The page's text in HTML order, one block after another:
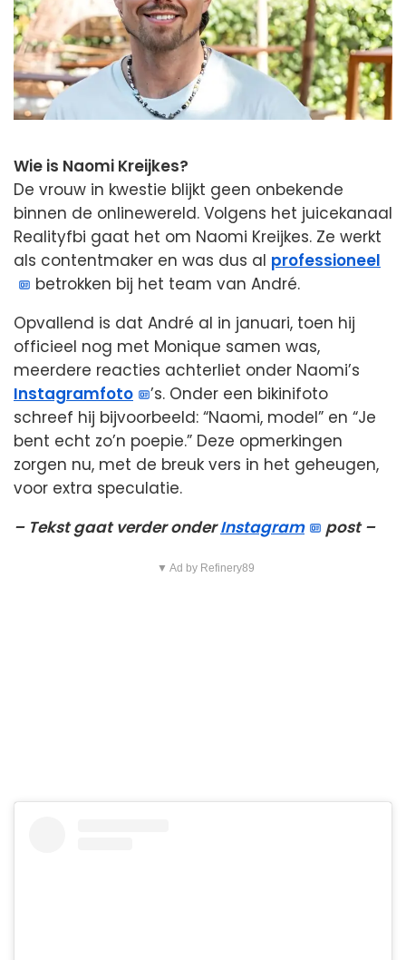
Wie is Naomi Kreijkes?
De vrouw in kwestie blijkt geen onbekende
binnen de onlinewereld. Volgens het juicekanaal
Realityfbi gaat het om Naomi Kreijkes. Ze werkt
als contentmaker en was dus al professioneel
betrokken bij het team van André.
Opvallend is dat André al in januari, toen hij
officieel nog met Monique samen was,
meerdere reacties achterliet onder Naomi’s
Instagramfoto
’s. Onder een bikinifoto
schreef hij bijvoorbeeld: “Naomi, model” en “Je
bent echt zo’n poepie.” Deze opmerkingen
zorgen nu, met de breuk vers in het geheugen,
voor extra speculatie.
– Tekst gaat verder onderInstagram post –
▼ Ad by Refinery89